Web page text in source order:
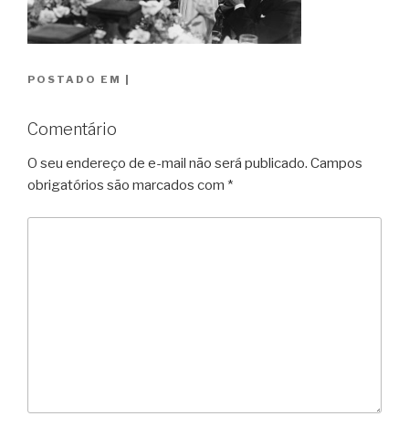
POSTADO EM
Comentário
O seu endereço de e-mail não será publicado. Campos
obrigatórios são marcados com *